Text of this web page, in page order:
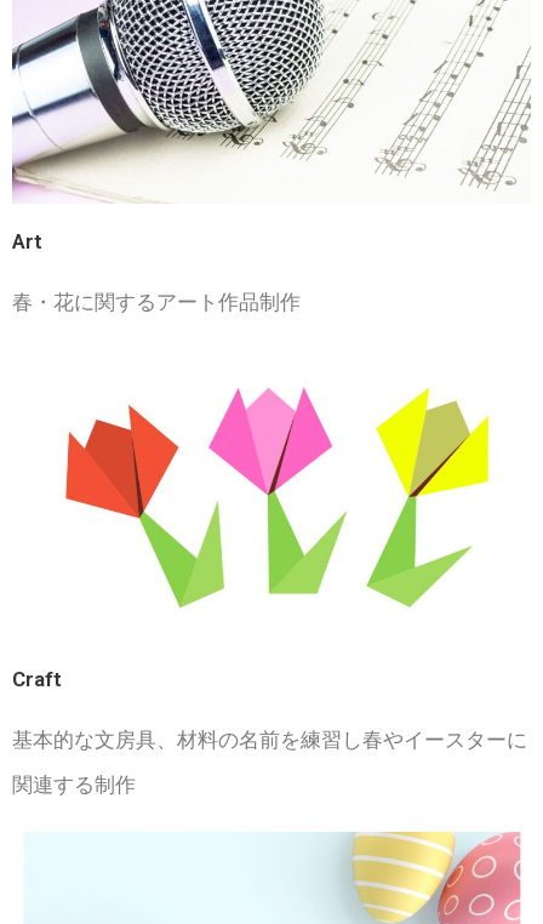
Art
春・花に関するアート作品制作
Craft
基本的な文房具、材料の名前を練習し春やイースターに
関連する制作